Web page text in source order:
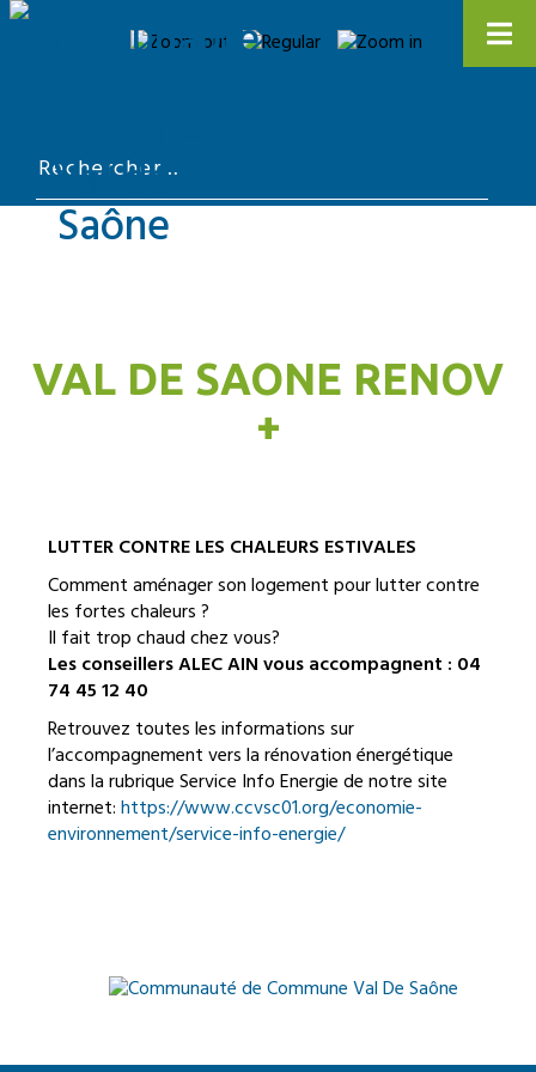
VAL DE SAONE RENOV
+
LUTTER CONTRE LES CHALEURS ESTIVALES
Comment aménager son logement pour lutter contre
les fortes chaleurs ?
Il fait trop chaud chez vous?
Les conseillers ALEC AIN vous accompagnent : 04
74 45 12 40
Retrouvez toutes les informations sur
l’accompagnement vers la rénovation énergétique
dans la rubrique Service Info Energie de notre site
internet:https://www.ccvsc01.org/economie-
environnement/service-info-energie/